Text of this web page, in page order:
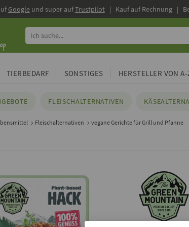
Googleund super aufTrustpilot| Kauf auf Rechnung |
TIERBEDARF SONSTIGES HERSTELLER VON A-
FLEISCHALTERNATIVEN
Fleischalternativen vegane Gerichte für Grill und Pfanne